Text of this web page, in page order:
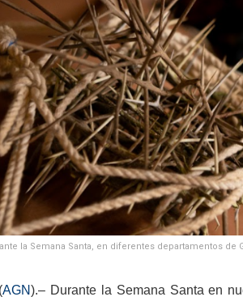
la Semana Santa, en diferentes departamentos
AGN).– Durante la Semana Santa en